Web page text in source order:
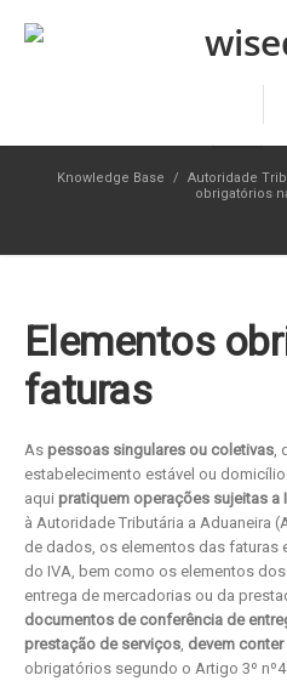
Knowledge Base / Autoridade
obrigatórios
Elementos
faturas
As pessoas singulares ou coletivas,
estabelecimento estável ou
aqui pratiquem operações sujeitas a
à Autoridade Tributária a Aduaneira
de dados, os elementos das faturas
do IVA, bem como os elementos
entrega de mercadorias ou da
documentos de conferência de
prestação de serviços, devem
obrigatórios segundo o Artigo 3º